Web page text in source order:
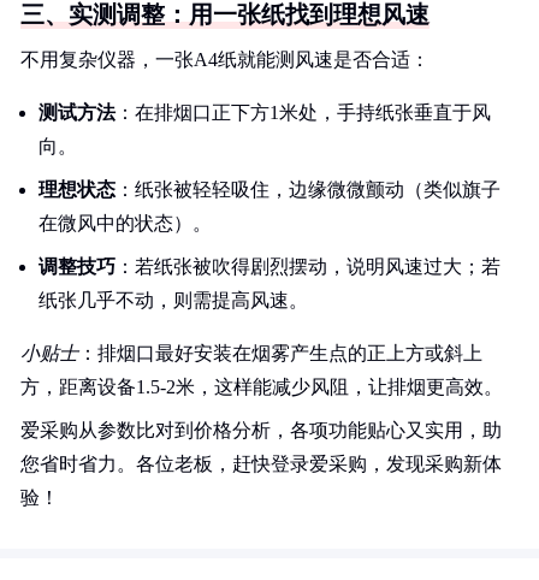
三、实测调整：用一张纸找到理想风速
不用复杂仪器，一张A4纸就能测风速是否合适：
测试方法：在排烟口正下方1米处，手持纸张垂直于风
向。
理想状态 ：纸张被轻轻吸住，边缘微微颤动（类似旗子
在微风中的状态）。
调整技巧 ：若纸张被吹得剧烈摆动，说明风速过大；若
纸张几乎不动，则需提高风速。
小贴士：排烟口最好安装在烟雾产生点的正上方或斜上
方，距离设备1.5-2米，这样能减少风阻，让排烟更高效。
爱采购从参数比对到价格分析，各项功能贴心又实用，助
您省时省力。各位老板，赶快登录爱采购，发现采购新体
验！